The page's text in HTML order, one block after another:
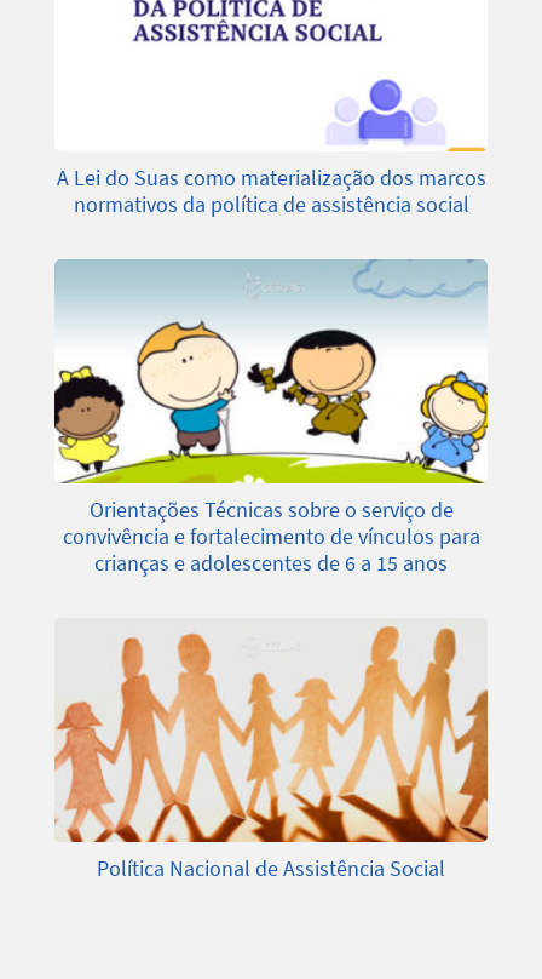
A Lei do Suas como materialização dos marcos
normativos da política de assistência social
Orientações Técnicas sobre o serviço de
convivência e fortalecimento de vínculos para
crianças e adolescentes de 6 a 15 anos
Política Nacional de Assistência Social